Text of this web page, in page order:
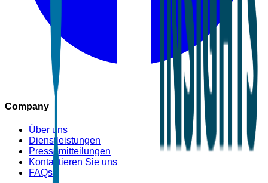
Company
Über uns
Dienstleistungen
Pressemitteilungen
Kontaktieren Sie uns
FAQs